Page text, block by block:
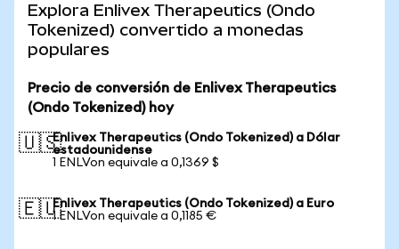
Explora Enlivex Therapeutics (Ondo
Tokenized) convertido a monedas
populares
Precio de conversión de Enlivex Therapeutics
(Ondo Tokenized) hoy
🇺🇸Enlivex Therapeutics (Ondo Tokenized) a Dólar
estadounidense
1 ENLVon equivale a 0,1369 $
🇪🇺Enlivex Therapeutics (Ondo Tokenized) a Euro
1 ENLVon equivale a 0,1185 €